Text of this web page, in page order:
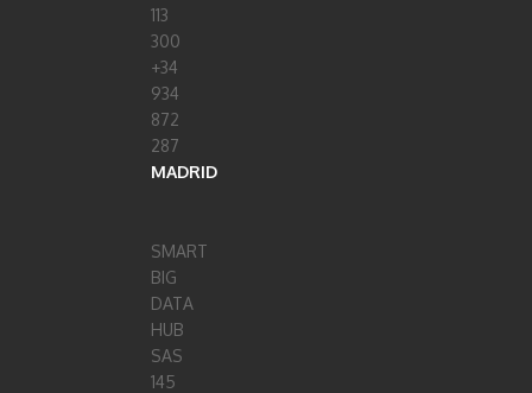
113
300
+34
934
872
287
MADRID
SMART
BIG
DATA
HUB
SAS
145